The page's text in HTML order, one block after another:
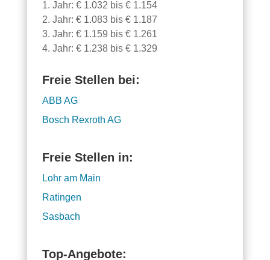
1. Jahr: € 1.032 bis € 1.154
2. Jahr: € 1.083 bis € 1.187
3. Jahr: € 1.159 bis € 1.261
4. Jahr: € 1.238 bis € 1.329
Freie Stellen bei:
ABB AG
Bosch Rexroth AG
Freie Stellen in:
Lohr am Main
Ratingen
Sasbach
Top-Angebote: